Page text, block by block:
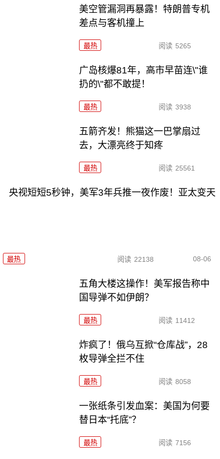
美空管漏洞再暴露！特朗普专机
差点与客机撞上
最热 阅读 5265
广岛核爆81年，高市早苗连\"谁
扔的\"都不敢提！
最热 阅读 3938
五箭齐发！熊猫这一巴掌扇过
去，大漂亮终于知疼
最热 阅读 25561
央视短短5秒钟，美军3年兵推一夜作废！亚太变天
最热 阅读 22138 08-06
五角大楼这操作！美军报告称中
国导弹不如伊朗？
最热 阅读 11412
炸疯了！俄乌互掀“仓库战”，28
枚导弹全拦不住
最热 阅读 8058
一张纸条引发血案：美国为何要
替日本“托底”？
最热 阅读 7156